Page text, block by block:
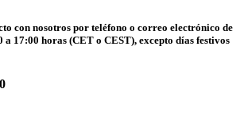
con nosotros por teléfono o correo electrónico de
a 17:00 horas (CET o CEST), excepto días festivos